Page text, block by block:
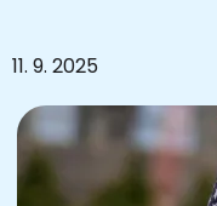
11. 9. 2025